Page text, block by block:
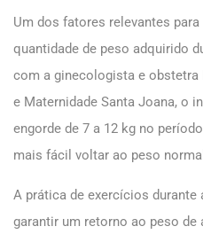
Um dos fatores relevantes
quantidade de peso adquirido
com a ginecologista e obstetra
e Maternidade Santa Joana, o
engorde de 7 a 12 kg no
mais fácil voltar ao peso
A prática de exercícios durante
garantir um retorno ao peso de